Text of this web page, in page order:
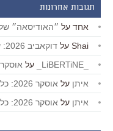
תגובות אחרונות
אחד על ״האודיסאה״ של
Shai על דוקאביב 2026: שש או שבע המלצות
על אוסקר 2026: כל הזוכים
איתן על אוסקר 2026: כל הזוכים
איתן על אוסקר 2026: כל הזוכים